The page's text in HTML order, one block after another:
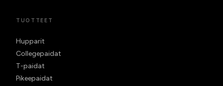
TUOTTEET
Hupparit
Collegepaidat
T-paidat
Pikeepaidat